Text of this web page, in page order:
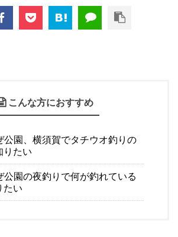
こんな方におすすめ
公園、横須賀でタチウオ釣りの
りたい
公園の夜釣りで何が釣れている
たい